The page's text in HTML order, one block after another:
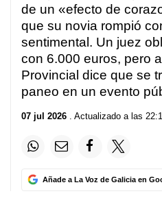
de un «efecto de
que su novia rompió
sentimental. Un juez
con 6.000 euros, pero
Provincial dice que se
paneo en un evento
07 jul 2026 . Actualizado a las
Añade a La Voz de Galicia en